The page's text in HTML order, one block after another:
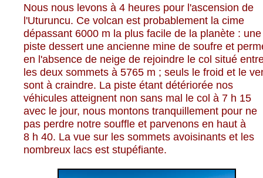
Nous nous levons à 4 heures pour l'ascension de
l'Uturuncu. Ce volcan est probablement la cime
dépassant 6000 m la plus facile de la planète : une
piste dessert une ancienne mine de soufre et
en l'absence de neige de rejoindre le col situé
les deux sommets à 5765 m ; seuls le froid et le
sont à craindre. La piste étant détériorée nos
véhicules atteignent non sans mal le col à 7 h 15
avec le jour, nous montons tranquillement pour ne
pas perdre notre souffle et parvenons en haut à
8 h 40. La vue sur les sommets avoisinants et les
nombreux lacs est stupéfiante.